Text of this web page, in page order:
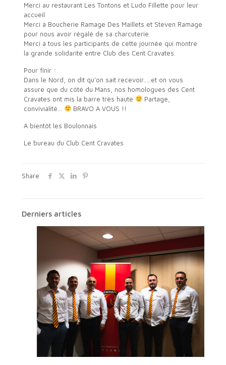
Merci au restaurant Les Tontons​ et Ludo Fillette​ pour leur
accueil
Merci à Boucherie Ramage Des Maillets​ et Steven Ramage​
pour nous avoir régalé de sa charcuterie
Merci à tous les participants de cette journée qui montre
la grande solidarité entre Club des Cent Cravates.
Pour finir :
Dans le Nord, on dit qu’on sait recevoir…..et on vous
assure que du côté du Mans, nos homologues des Cent
Cravates ont mis la barre très haute
Partage,
convivialité…
BRAVO A VOUS !!
A bientôt les Boulonnais
Le bureau du Club Cent Cravates
Share
Derniers articles